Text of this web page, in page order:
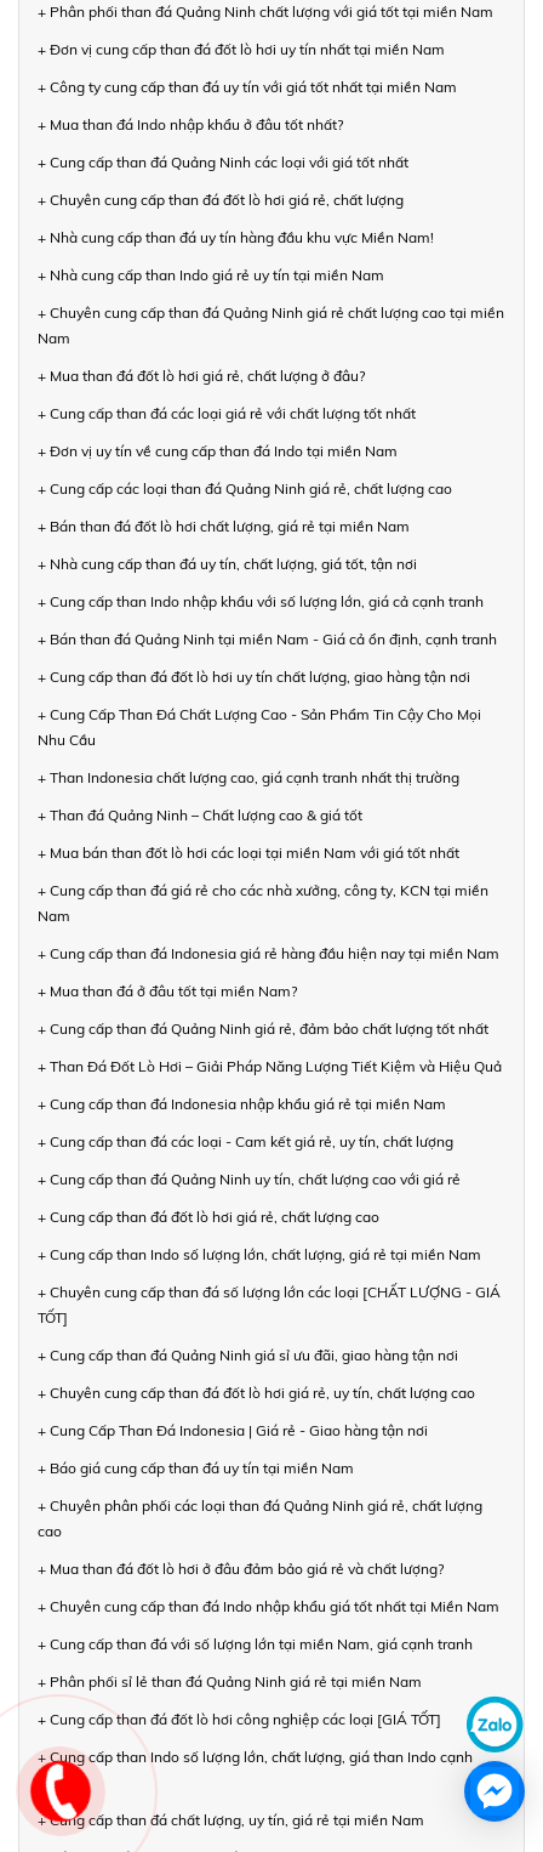
+ Phân phối than đá Quảng Ninh chất lượng với giá tốt tại miền Nam
+ Đơn vị cung cấp than đá đốt lò hơi uy tín nhất tại miền Nam
+ Công ty cung cấp than đá uy tín với giá tốt nhất tại miền Nam
+ Mua than đá Indo nhập khẩu ở đâu tốt nhất?
+ Cung cấp than đá Quảng Ninh các loại với giá tốt nhất
+ Chuyên cung cấp than đá đốt lò hơi giá rẻ, chất lượng
+ Nhà cung cấp than đá uy tín hàng đầu khu vực Miền Nam!
+ Nhà cung cấp than Indo giá rẻ uy tín tại miền Nam
+ Chuyên cung cấp than đá Quảng Ninh giá rẻ chất lượng cao tại miền
Nam
+ Mua than đá đốt lò hơi giá rẻ, chất lượng ở đâu?
+ Cung cấp than đá các loại giá rẻ với chất lượng tốt nhất
+ Đơn vị uy tín về cung cấp than đá Indo tại miền Nam
+ Cung cấp các loại than đá Quảng Ninh giá rẻ, chất lượng cao
+ Bán than đá đốt lò hơi chất lượng, giá rẻ tại miền Nam
+ Nhà cung cấp than đá uy tín, chất lượng, giá tốt, tận nơi
+ Cung cấp than Indo nhập khẩu với số lượng lớn, giá cả cạnh tranh
+ Bán than đá Quảng Ninh tại miền Nam - Giá cả ổn định, cạnh tranh
+ Cung cấp than đá đốt lò hơi uy tín chất lượng, giao hàng tận nơi
+ Cung Cấp Than Đá Chất Lượng Cao - Sản Phẩm Tin Cậy Cho Mọi
Nhu Cầu
+ Than Indonesia chất lượng cao, giá cạnh tranh nhất thị trường
+ Than đá Quảng Ninh – Chất lượng cao & giá tốt
+ Mua bán than đốt lò hơi các loại tại miền Nam với giá tốt nhất
+ Cung cấp than đá giá rẻ cho các nhà xưởng, công ty, KCN tại miền
Nam
+ Cung cấp than đá Indonesia giá rẻ hàng đầu hiện nay tại miền Nam
+ Mua than đá ở đâu tốt tại miền Nam?
+ Cung cấp than đá Quảng Ninh giá rẻ, đảm bảo chất lượng tốt nhất
+ Than Đá Đốt Lò Hơi – Giải Pháp Năng Lượng Tiết Kiệm và Hiệu Quả
+ Cung cấp than đá Indonesia nhập khẩu giá rẻ tại miền Nam
+ Cung cấp than đá các loại - Cam kết giá rẻ, uy tín, chất lượng
+ Cung cấp than đá Quảng Ninh uy tín, chất lượng cao với giá rẻ
+ Cung cấp than đá đốt lò hơi giá rẻ, chất lượng cao
+ Cung cấp than Indo số lượng lớn, chất lượng, giá rẻ tại miền Nam
+ Chuyên cung cấp than đá số lượng lớn các loại [CHẤT LƯỢNG - GIÁ
TỐT]
+ Cung cấp than đá Quảng Ninh giá sỉ ưu đãi, giao hàng tận nơi
+ Chuyên cung cấp than đá đốt lò hơi giá rẻ, uy tín, chất lượng cao
+ Cung Cấp Than Đá Indonesia | Giá rẻ - Giao hàng tận nơi
+ Báo giá cung cấp than đá uy tín tại miền Nam
+ Chuyên phân phối các loại than đá Quảng Ninh giá rẻ, chất lượng
cao
+ Mua than đá đốt lò hơi ở đâu đảm bảo giá rẻ và chất lượng?
+ Chuyên cung cấp than đá Indo nhập khẩu giá tốt nhất tại Miền Nam
+ Cung cấp than đá với số lượng lớn tại miền Nam, giá cạnh tranh
+ Phân phối sỉ lẻ than đá Quảng Ninh giá rẻ tại miền Nam
+ Cung cấp than đá đốt lò hơi công nghiệp các loại [GIÁ TỐT]
+ Cung cấp than Indo số lượng lớn, chất lượng, giá than Indo cạnh
tranh
+ Cung cấp than đá chất lượng, uy tín, giá rẻ tại miền Nam